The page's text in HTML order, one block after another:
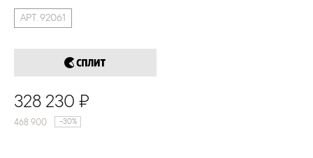
АРТ. 92061
328 230 ₽
468 900 -30%